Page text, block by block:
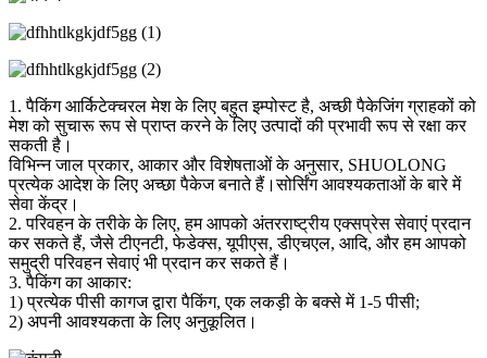
1. पैकिंग आर्किटेक्चरल मेश के लिए बहुत इम्पोस्ट है, अच्छी पैकेजिंग ग्राहकों को
मेश को सुचारू रूप से प्राप्त करने के लिए उत्पादों की प्रभावी रूप से रक्षा कर
सकती है।
विभिन्न जाल प्रकार, आकार और विशेषताओं के अनुसार, SHUOLONG
प्रत्येक आदेश के लिए अच्छा पैकेज बनाते हैं।सोर्सिंग आवश्यकताओं के बारे में
सेवा केंद्र।
2. परिवहन के तरीके के लिए, हम आपको अंतरराष्ट्रीय एक्सप्रेस सेवाएं प्रदान
कर सकते हैं, जैसे टीएनटी, फेडेक्स, यूपीएस, डीएचएल, आदि, और हम आपको
समुद्री परिवहन सेवाएं भी प्रदान कर सकते हैं।
3. पैकिंग का आकार:
1) प्रत्येक पीसी कागज द्वारा पैकिंग, एक लकड़ी के बक्से में 1-5 पीसी;
2) अपनी आवश्यकता के लिए अनुकूलित।